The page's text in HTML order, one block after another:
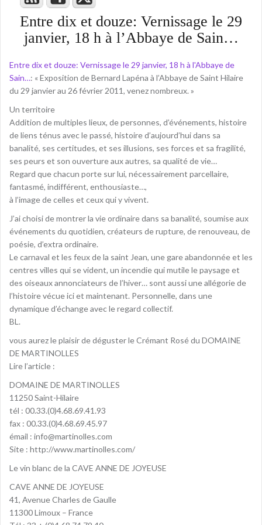
Entre dix et douze: Vernissage le 29
janvier, 18 h à l’Abbaye de Sain…
Entre dix et douze: Vernissage le 29 janvier, 18 h à l'Abbaye de
Sain…: « Exposition de Bernard Lapéna à l’Abbaye de Saint Hilaire
du 29 janvier au 26 février 2011, venez nombreux. »
Un territoire
Addition de multiples lieux, de personnes, d’événements, histoire
de liens ténus avec le passé, histoire d’aujourd’hui dans sa
banalité, ses certitudes, et ses illusions, ses forces et sa fragilité,
ses peurs et son ouverture aux autres, sa qualité de vie…
Regard que chacun porte sur lui, nécessairement parcellaire,
fantasmé, indifférent, enthousiaste…,
à l’image de celles et ceux qui y vivent.
J’ai choisi de montrer la vie ordinaire dans sa banalité, soumise aux
événements du quotidien, créateurs de rupture, de renouveau, de
poésie, d’extra ordinaire.
Le carnaval et les feux de la saint Jean, une gare abandonnée et les
centres villes qui se vident, un incendie qui mutile le paysage et
des oiseaux annonciateurs de l’hiver… sont aussi une allégorie de
l’histoire vécue ici et maintenant. Personnelle, dans une
dynamique d’échange avec le regard collectif.
BL.
vous aurez le plaisir de déguster le Crémant Rosé du DOMAINE
DE MARTINOLLES
Lire l’article :
DOMAINE DE MARTINOLLES
11250 Saint-Hilaire
tél : 00.33.(0)4.68.69.41.93
fax : 00.33.(0)4.68.69.45.97
émail : info@martinolles.com
Site : http://www.martinolles.com/
Le vin blanc de la CAVE ANNE DE JOYEUSE
CAVE ANNE DE JOYEUSE
41, Avenue Charles de Gaulle
11300 Limoux – France